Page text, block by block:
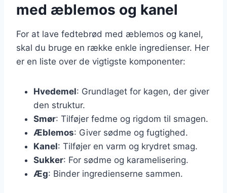
med æblemos og kanel
For at lave fedtebrød med æblemos og kanel,
skal du bruge en række enkle ingredienser. Her
er en liste over de vigtigste komponenter:
Hvedemel: Grundlaget for kagen, der giver
den struktur.
Smør: Tilføjer fedme og rigdom til smagen.
Æblemos: Giver sødme og fugtighed.
Kanel: Tilføjer en varm og krydret smag.
Sukker: For sødme og karamelisering.
Æg: Binder ingredienserne sammen.